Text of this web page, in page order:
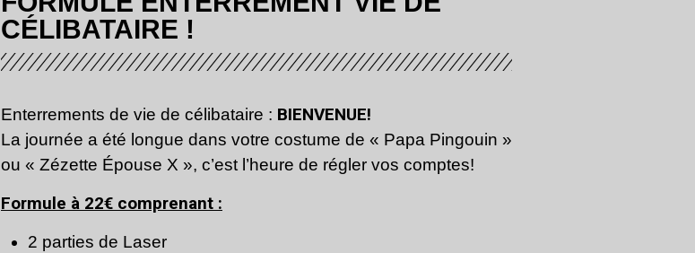
CÉLIBATAIRE !
Enterrements de vie de célibataire : BIENVENUE!
La journée a été longue dans votre costume de « Papa Pingouin »
ou « Zézette Épouse X », c’est l’heure de régler vos comptes!
Formule à 22€ comprenant :
2 parties de Laser